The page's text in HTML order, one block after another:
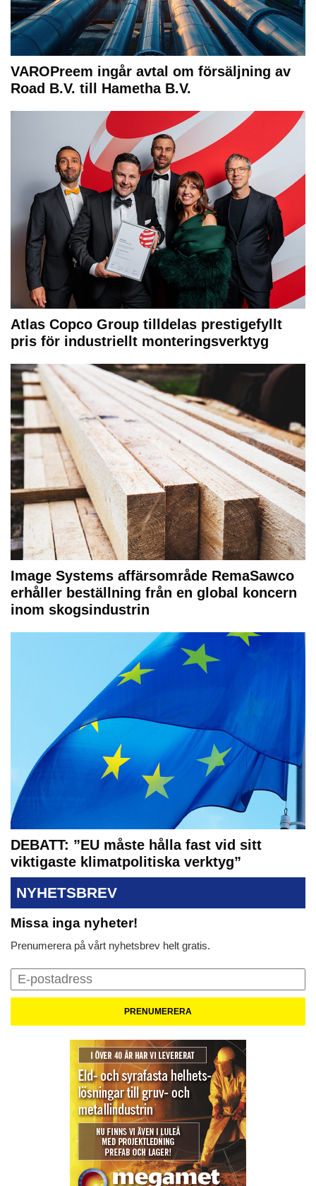
VAROPreem ingår avtal om försäljning av
Road B.V. till Hametha B.V.
Atlas Copco Group tilldelas prestigefyllt
pris för industriellt monteringsverktyg
Image Systems affärsområde RemaSawco
erhåller beställning från en global koncern
inom skogsindustrin
DEBATT: ”EU måste hålla fast vid sitt
viktigaste klimatpolitiska verktyg”
NYHETSBREV
Missa inga nyheter!
Prenumerera på vårt nyhetsbrev helt gratis.